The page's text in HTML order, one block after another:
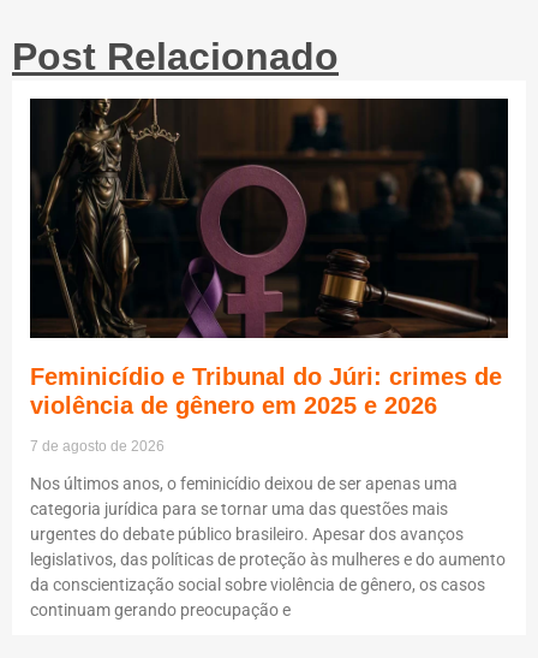
Post Relacionado
Feminicídio e Tribunal do Júri: crimes de
violência de gênero em 2025 e 2026
7 de agosto de 2026
Nos últimos anos, o feminicídio deixou de ser apenas uma
categoria jurídica para se tornar uma das questões mais
urgentes do debate público brasileiro. Apesar dos avanços
legislativos, das políticas de proteção às mulheres e do aumento
da conscientização social sobre violência de gênero, os casos
continuam gerando preocupação e